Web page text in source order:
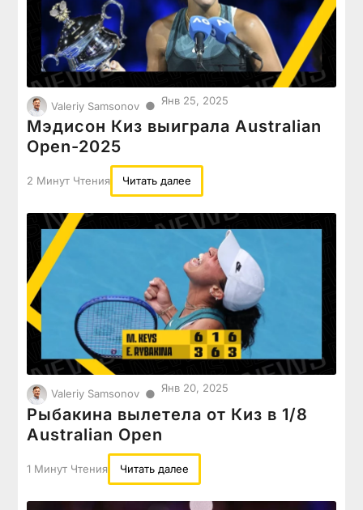
Valeriy Samsonov ● Янв 25, 2025
Мэдисон Киз выиграла Australian
Open-2025
2 Минут Чтения Читать далее
Valeriy Samsonov ● Янв 20, 2025
Рыбакина вылетела от Киз в 1/8
Australian Open
1 Минут Чтения Читать далее